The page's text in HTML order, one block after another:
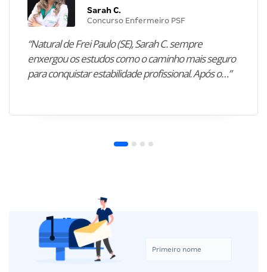
Sarah C.
Concurso Enfermeiro PSF
“Natural de Frei Paulo (SE), Sarah C. sempre
enxergou os estudos como o caminho mais seguro
para conquistar estabilidade profissional. Após o…”